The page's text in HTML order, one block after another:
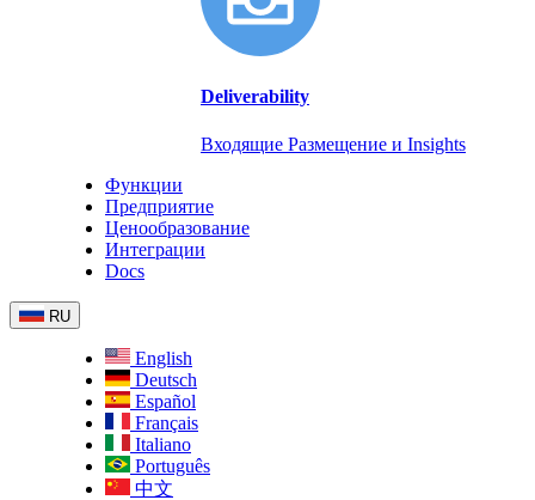
Deliverability
Входящие Размещение и Insights
Функции
Предприятие
Ценообразование
Интеграции
Docs
RU
English
Deutsch
Español
Français
Italiano
Português
中文